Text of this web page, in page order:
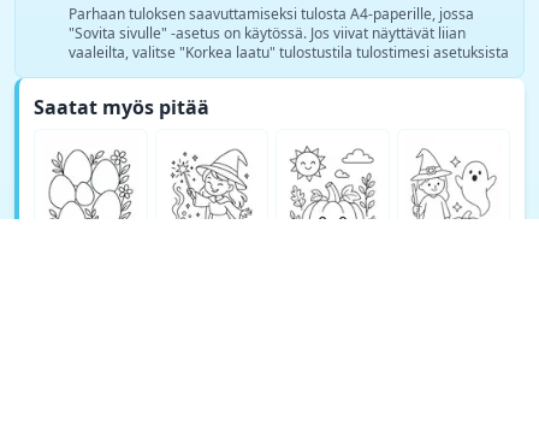
Parhaan tuloksen saavuttamiseksi tulosta A4-paperille, jossa
"Sovita sivulle" -asetus on käytössä. Jos viivat näyttävät liian
vaaleilta, valitse "Korkea laatu" tulostustila tulostimesi asetuksista
Saatat myös pitää